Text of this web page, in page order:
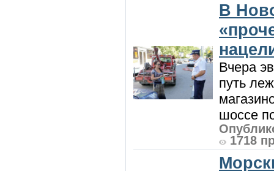
В
Вчера
путь
шоссе
1718